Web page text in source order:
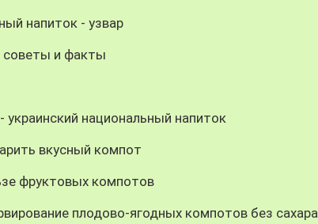
напиток - узвар
советы и факты
украинский национальный напиток
вкусный компот
фруктовых компотов
плодово-ягодных компотов без сахара